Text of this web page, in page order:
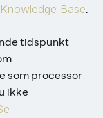
Base.
tidspunkt
som processor
ikke